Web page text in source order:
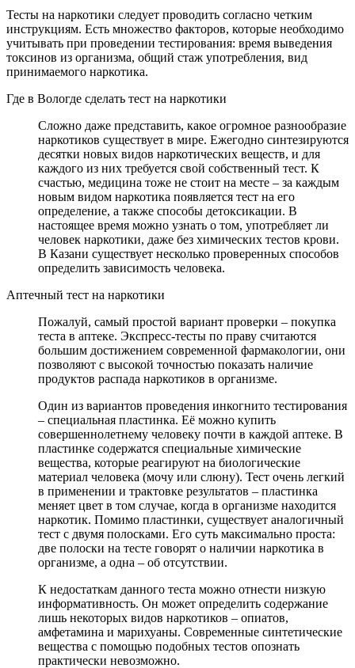
Тесты на наркотики следует проводить согласно четким
инструкциям. Есть множество факторов, которые необходимо
учитывать при проведении тестирования: время выведения
токсинов из организма, общий стаж употребления, вид
принимаемого наркотика.
Где в Вологде сделать тест на наркотики
Сложно даже представить, какое огромное разнообразие
наркотиков существует в мире. Ежегодно синтезируются
десятки новых видов наркотических веществ, и для
каждого из них требуется свой собственный тест. К
счастью, медицина тоже не стоит на месте – за каждым
новым видом наркотика появляется тест на его
определение, а также способы детоксикации. В
настоящее время можно узнать о том, употребляет ли
человек наркотики, даже без химических тестов крови.
В Казани существует несколько проверенных способов
определить зависимость человека.
Аптечный тест на наркотики
Пожалуй, самый простой вариант проверки – покупка
теста в аптеке. Экспресс-тесты по праву считаются
большим достижением современной фармакологии, они
позволяют с высокой точностью показать наличие
продуктов распада наркотиков в организме.
Один из вариантов проведения инкогнито тестирования
– специальная пластинка. Её можно купить
совершеннолетнему человеку почти в каждой аптеке. В
пластинке содержатся специальные химические
вещества, которые реагируют на биологические
материал человека (мочу или слюну). Тест очень легкий
в применении и трактовке результатов – пластинка
меняет цвет в том случае, когда в организме находится
наркотик. Помимо пластинки, существует аналогичный
тест с двумя полосками. Его суть максимально проста:
две полоски на тесте говорят о наличии наркотика в
организме, а одна – об отсутствии.
К недостаткам данного теста можно отнести низкую
информативность. Он может определить содержание
лишь некоторых видов наркотиков – опиатов,
амфетамина и марихуаны. Современные синтетические
вещества с помощью подобных тестов опознать
практически невозможно.